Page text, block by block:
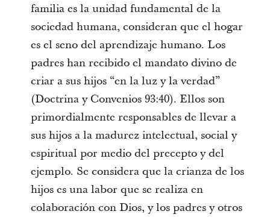
familia es la unidad fundamental de la
sociedad humana, consideran que el hogar
es el seno del aprendizaje humano. Los
padres han recibido el mandato divino de
criar a sus hijos “en la luz y la verdad”
(Doctrina y Convenios 93:40). Ellos son
primordialmente responsables de llevar a
sus hijos a la madurez intelectual, social y
espiritual por medio del precepto y del
ejemplo. Se considera que la crianza de los
hijos es una labor que se realiza en
colaboración con Dios, y los padres y otros